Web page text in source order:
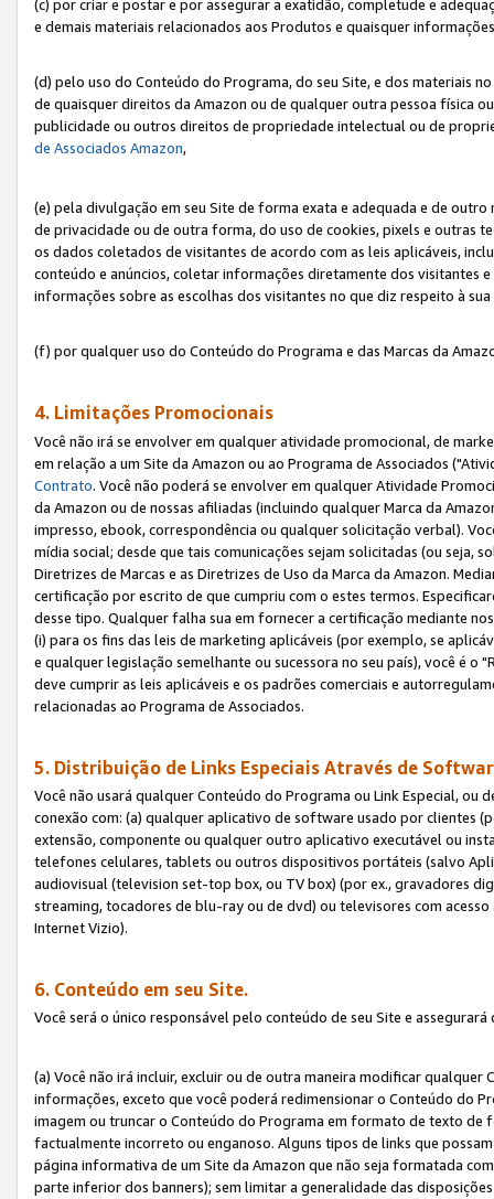
(c) por criar e postar e por assegurar a exatidão, completude e
e demais materiais relacionados aos Produtos e quaisquer
(d) pelo uso do Conteúdo do Programa, do seu Site, e dos materiais
de quaisquer direitos da Amazon ou de qualquer outra pessoa física
publicidade ou outros direitos de propriedade intelectual ou de
de Associados Amazon,
(e) pela divulgação em seu Site de forma exata e adequada e de
de privacidade ou de outra forma, do uso de cookies, pixels e outras
os dados coletados de visitantes de acordo com as leis aplicáveis,
conteúdo e anúncios, coletar informações diretamente dos visitantes
informações sobre as escolhas dos visitantes no que diz respeito à
(f) por qualquer uso do Conteúdo do Programa e das Marcas da
4. Limitações Promocionais
Você não irá se envolver em qualquer atividade promocional, de
em relação a um Site da Amazon ou ao Programa de Associados
Contrato. Você não poderá se envolver em qualquer Atividade
da Amazon ou de nossas afiliadas (incluindo qualquer Marca da
impresso, ebook, correspondência ou qualquer solicitação verbal).
mídia social; desde que tais comunicações sejam solicitadas (ou seja,
Diretrizes de Marcas e as Diretrizes de Uso da Marca da Amazon.
certificação por escrito de que cumpriu com o estes termos.
desse tipo. Qualquer falha sua em fornecer a certificação mediante
(i) para os fins das leis de marketing aplicáveis (por exemplo, se
e qualquer legislação semelhante ou sucessora no seu país), você é o
deve cumprir as leis aplicáveis e os padrões comerciais e
relacionadas ao Programa de Associados.
5. Distribuição de Links Especiais Através de
Você não usará qualquer Conteúdo do Programa ou Link Especial,
conexão com: (a) qualquer aplicativo de software usado por clientes
extensão, componente ou qualquer outro aplicativo executável ou
telefones celulares, tablets ou outros dispositivos portáteis (salvo
audiovisual (television set-top box, ou TV box) (por ex., gravadores
streaming, tocadores de blu-ray ou de dvd) ou televisores com
Internet Vizio).
6. Conteúdo em seu Site.
Você será o único responsável pelo conteúdo de seu Site e assegurará
(a) Você não irá incluir, excluir ou de outra maneira modificar
informações, exceto que você poderá redimensionar o Conteúdo do
imagem ou truncar o Conteúdo do Programa em formato de texto
factualmente incorreto ou enganoso. Alguns tipos de links que
página informativa de um Site da Amazon que não seja formatada
parte inferior dos banners); sem limitar a generalidade das